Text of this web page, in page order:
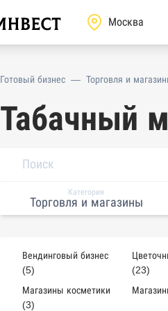
Готовый бизнес — Торговля и
Табачный
Категория
Торговля и магазины
Вендинговый бизнес
(5)
(23)
Магазины косметики
(3)